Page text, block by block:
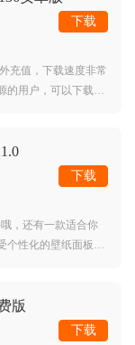
充值，下载速度非常
的用户，可以下载这
下载
，还有一款适合你
个性化的壁纸面板
下载
版
下载